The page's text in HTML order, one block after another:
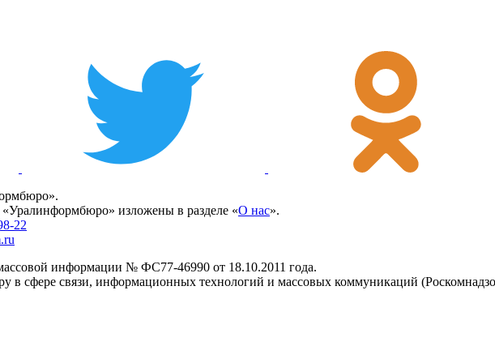
изложены в разделе «О нас».
22
информации № ФС77-46990 от 18.10.2011 года.
в сфере связи, информационных технологий и массовых коммуникаций